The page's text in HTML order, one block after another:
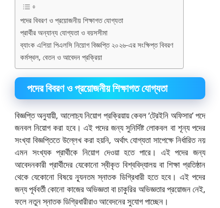
পদের বিবরণ ও প্রয়োজনীয় শিক্ষাগত যোগ্যতা
প্রার্থীর অন্যান্য যোগ্যতা ও বয়সসীমা
ব্যাংক এশিয়া পিএলসি নিয়োগ বিজ্ঞপ্তি ২০২৬-এর সংক্ষিপ্ত বিবরণ
কর্মস্থল, বেতন ও আবেদন প্রক্রিয়া
পদের বিবরণ ও প্রয়োজনীয় শিক্ষাগত যোগ্যতা
বিজ্ঞপ্তি অনুযায়ী, আলোচ্য নিয়োগ প্রক্রিয়ায় কেবল ‘ট্রেইনি অফিসার’ পদে
জনবল নিয়োগ করা হবে। এই পদের জন্য সুনির্দিষ্ট লোকবল বা শূন্য পদের
সংখ্যা বিজ্ঞপ্তিতে উল্লেখ করা হয়নি, অর্থাৎ যোগ্যতা সাপেক্ষে নির্ধারিত নয়
এমন সংখ্যক প্রার্থীকে নিয়োগ দেওয়া হতে পারে। এই পদের জন্য
আবেদনকারী প্রার্থীদের যেকোনো স্বীকৃত বিশ্ববিদ্যালয় বা শিক্ষা প্রতিষ্ঠান
থেকে যেকোনো বিষয়ে ন্যূনতম স্নাতক ডিগ্রিধারী হতে হবে। এই পদের
জন্য পূর্ববর্তী কোনো কাজের অভিজ্ঞতা বা চাকুরির অভিজ্ঞতার প্রয়োজন নেই,
ফলে নতুন স্নাতক ডিগ্রিধারীরাও আবেদনের সুযোগ পাচ্ছেন।